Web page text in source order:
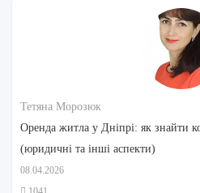
Тетяна Морозюк
Оренда житла у Дніпрі: як знайти
(юридичні та інші аспекти)
08.04.2026